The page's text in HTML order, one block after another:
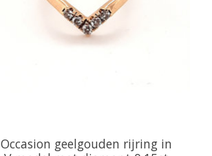
Occasion geelgouden rijring in